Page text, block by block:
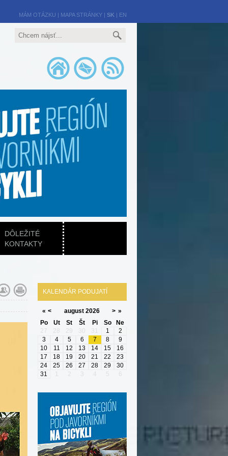
MÁM OTÁZKU | MAPA STRÁNKY| SK | EN
DÔLEŽITÉ
KONTAKTY
KALENDÁR PODUJATÍ
« < august 2026 > »
Po
Ut St Št Pi So
Ne
27
28 29 30 31 1
2
3
4 5 6 7 8
9
10
11 12 13 14 15
16
17
18 19 20 21 22
23
24
25 26 27 28 29
30
31
2 3 5 6